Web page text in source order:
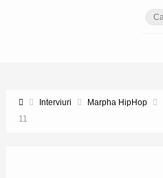
Interviuri Marpha HipHop
11